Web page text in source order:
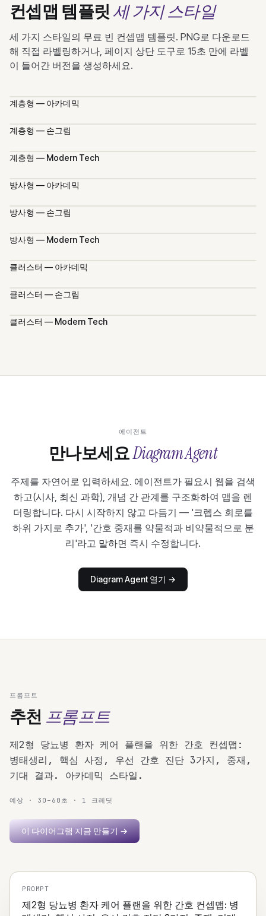
컨셉맵 템플릿 세 가지 스타일
세 가지 스타일의 무료 빈 컨셉맵 템플릿. PNG로 다운로드
해 직접 라벨링하거나, 페이지 상단 도구로 15초 만에 라벨
이 들어간 버전을 생성하세요.
계층형 — 아카데믹
계층형 — 손그림
계층형 — Modern Tech
방사형 — 아카데믹
방사형 — 손그림
방사형 — Modern Tech
클러스터 — 아카데믹
클러스터 — 손그림
클러스터 — Modern Tech
에이전트
만나보세요Diagram Agent
주제를 자연어로 입력하세요. 에이전트가 필요시 웹을 검색
하고(시사, 최신 과학), 개념 간 관계를 구조화하여 맵을 렌
더링합니다. 다시 시작하지 않고 다듬기 — '크렙스 회로를
하위 가지로 추가', '간호 중재를 약물적과 비약물적으로 분
리'라고 말하면 즉시 수정합니다.
Diagram Agent 열기 →
프롬프트
추천 프롬프트
제2형 당뇨병 환자 케어 플랜을 위한 간호 컨셉맵:
병태생리, 핵심 사정, 우선 간호 진단 3가지, 중재,
기대 결과. 아카데믹 스타일.
예상 · 30–60초 · 1 크레딧
이 다이어그램 지금 만들기→
PROMPT
제2형 당뇨병 환자 케어 플랜을 위한 간호 컨셉맵: 병